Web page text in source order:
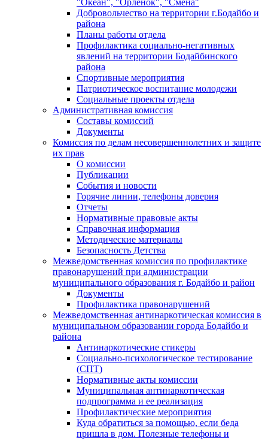
"Океан", "Орленок", "Смена"
Добровольчество на территории г.Бодайбо и
района
Планы работы отдела
Профилактика социально-негативных
явлений на территории Бодайбинского
района
Спортивные мероприятия
Патриотическое воспитание молодежи
Социальные проекты отдела
Административная комиссия
Составы комиссий
Документы
Комиссия по делам несовершеннолетних и защите
их прав
О комиссии
Публикации
События и новости
Горячие линии, телефоны доверия
Отчеты
Нормативные правовые акты
Справочная информация
Методические материалы
Безопасность Детства
Межведомственная комиссия по профилактике
правонарушений при администрации
муниципального образования г. Бодайбо и район
Документы
Профилактика правонарушений
Межведомственная антинаркотическая комиссия в
муниципальном образовании города Бодайбо и
района
Антинаркотические стикеры
Социально-психологическое тестирование
(СПТ)
Нормативные акты комиссии
Муниципальная антинаркотическая
подпрограмма и ее реализация
Профилактические мероприятия
Куда обратиться за помощью, если беда
пришла в дом. Полезные телефоны и